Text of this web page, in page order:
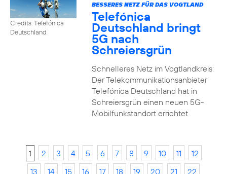
Credits: Telefónica
Deutschland
BESSERES NETZ FÜR DAS VOGTLAND
Telefónica
Deutschland bringt
5G nach
Schreiersgrün
Schnelleres Netz im Vogtlandkreis:
Der Telekommunikationsanbieter
Telefónica Deutschland hat in
Schreiersgrün einen neuen 5G-
Mobilfunkstandort errichtet
1 2 3 4 5 6 7 8 9 10 11
12
13
14 15 16 17 18 19 20 21 22